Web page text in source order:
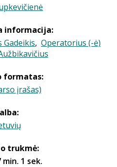
informacija:
Gadeikis, Operatorius (-ė)
formatas:
įrašas)
trukmė:
min. 1 sek.